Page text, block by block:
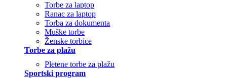
Torbe za laptop
Ranac za laptop
Torba za dokumenta
Muške torbe
Ženske torbice
Torbe za plažu
Pletene torbe za plažu
Sportski program